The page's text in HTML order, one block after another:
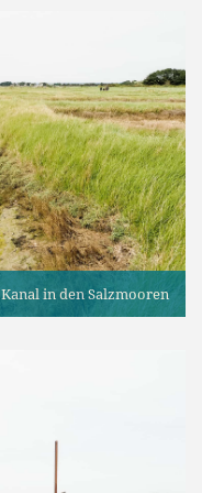
Kanal in den Salzmooren